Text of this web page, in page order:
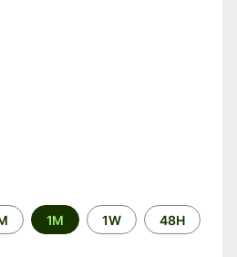
الفترة
الزمنية
48H
1W
1M
6M